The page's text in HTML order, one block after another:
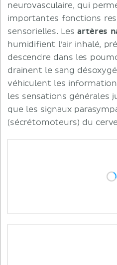
neurovasculaire, qui
importantes fonctions
sensorielles. Lesartères
humidifient l'air inhalé,
descendre dans les
drainent le sang
véhiculent les
les sensations générales
que les signaux
(sécrétomoteurs) du